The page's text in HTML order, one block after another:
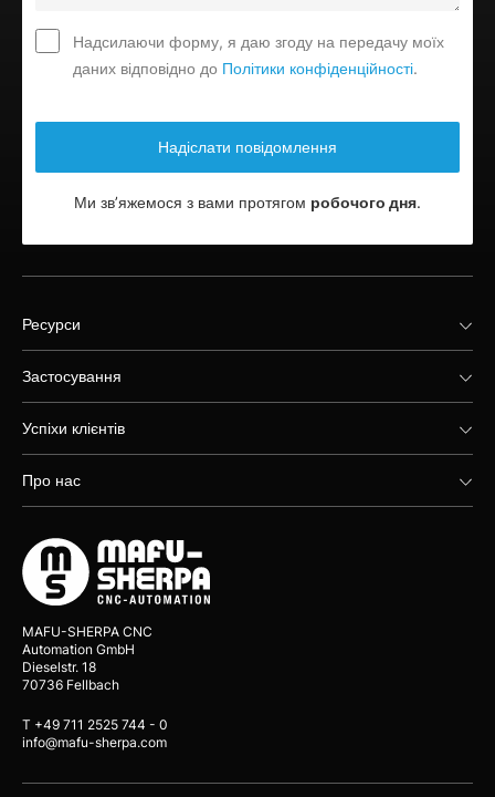
Надсилаючи форму, я даю згоду на передачу моїх
даних відповідно до Політики конфіденційності.
Ми зв’яжемося з вами протягом робочого дня.
Ресурси
Застосування
Успіхи клієнтів
Про нас
MAFU-SHERPA CNC
Automation GmbH
Dieselstr. 18
70736 Fellbach
T +49 711 2525 744 - 0
info@mafu-sherpa.com